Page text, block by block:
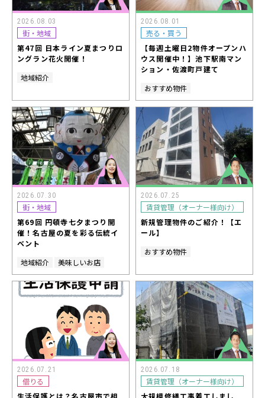
2026.08.03
街・地域
第47回 日本ライン夏まつりロ
ングラン花火開催！
地域紹介
2026.08.01
売る・買う
【毎週土曜日2物件オープンハ
ウス開催中！】池下駅南マン
ション・佐渡町戸建て
おすすめ物件
2026.07.30
街・地域
第69回 円頓寺七夕まつり開
催！名古屋の夏を彩る伝統イ
ベント
地域紹介
美味しいお店
2026.07.25
賃貸管理（オーナー様向け）
新規管理物件のご紹介！【エ
ール】
おすすめ物件
2026.07.21
借りる
生活保護とは？名古屋市で相
2026.07.18
賃貸管理（オーナー様向け）
大規模修繕工事着工しまし